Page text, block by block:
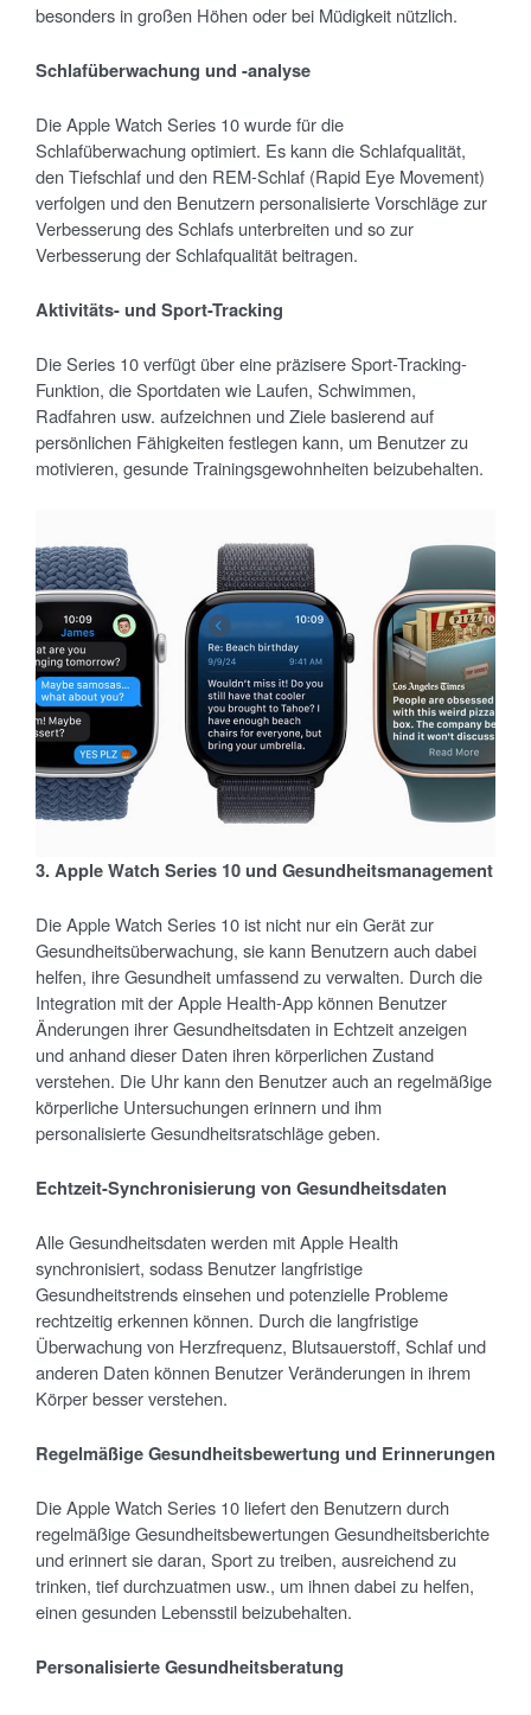
besonders in großen Höhen oder bei Müdigkeit nützlich.
Schlafüberwachung und -analyse
Die Apple Watch Series 10 wurde für die
Schlafüberwachung optimiert. Es kann die Schlafqualität,
den Tiefschlaf und den REM-Schlaf (Rapid Eye Movement)
verfolgen und den Benutzern personalisierte Vorschläge zur
Verbesserung des Schlafs unterbreiten und so zur
Verbesserung der Schlafqualität beitragen.
Aktivitäts- und Sport-Tracking
Die Series 10 verfügt über eine präzisere Sport-Tracking-
Funktion, die Sportdaten wie Laufen, Schwimmen,
Radfahren usw. aufzeichnen und Ziele basierend auf
persönlichen Fähigkeiten festlegen kann, um Benutzer zu
motivieren, gesunde Trainingsgewohnheiten beizubehalten.
3. Apple Watch Series 10 und Gesundheitsmanagement
Die Apple Watch Series 10 ist nicht nur ein Gerät zur
Gesundheitsüberwachung, sie kann Benutzern auch dabei
helfen, ihre Gesundheit umfassend zu verwalten. Durch die
Integration mit der Apple Health-App können Benutzer
Änderungen ihrer Gesundheitsdaten in Echtzeit anzeigen
und anhand dieser Daten ihren körperlichen Zustand
verstehen. Die Uhr kann den Benutzer auch an regelmäßige
körperliche Untersuchungen erinnern und ihm
personalisierte Gesundheitsratschläge geben.
Echtzeit-Synchronisierung von Gesundheitsdaten
Alle Gesundheitsdaten werden mit Apple Health
synchronisiert, sodass Benutzer langfristige
Gesundheitstrends einsehen und potenzielle Probleme
rechtzeitig erkennen können. Durch die langfristige
Überwachung von Herzfrequenz, Blutsauerstoff, Schlaf und
anderen Daten können Benutzer Veränderungen in ihrem
Körper besser verstehen.
Regelmäßige Gesundheitsbewertung und Erinnerungen
Die Apple Watch Series 10 liefert den Benutzern durch
regelmäßige Gesundheitsbewertungen Gesundheitsberichte
und erinnert sie daran, Sport zu treiben, ausreichend zu
trinken, tief durchzuatmen usw., um ihnen dabei zu helfen,
einen gesunden Lebensstil beizubehalten.
Personalisierte Gesundheitsberatung